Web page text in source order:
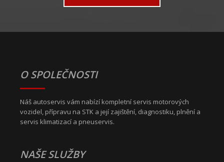
O SPOLEČNOSTI
Náš autoservis vám nabízí kompletní servis motorových
vozidel, přípravu na STK a její zajištění, diagnostiku, plnění a
servis klimatizací a pneuservis.
NAŠE SLUŽBY